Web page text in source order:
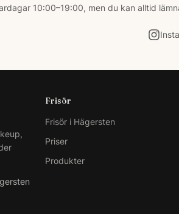
10:00–19:00, men du kan alltid
Frisör
Frisör i Hägersten
Priser
Produkter